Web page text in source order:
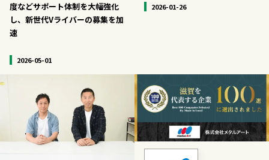
度などサポート体制を大幅強化
し、新世代Vライバーの募集を加
速
2026-05-01
2026-01-26